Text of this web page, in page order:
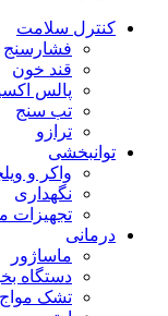
کنترل سلامت
فشارسنج
قند خون
پالس
تب سنج
ترازو
توانبخشی
واکر و
نگهداری
تجهیزات
درمانی
ماساژور
دستگاه
تشک